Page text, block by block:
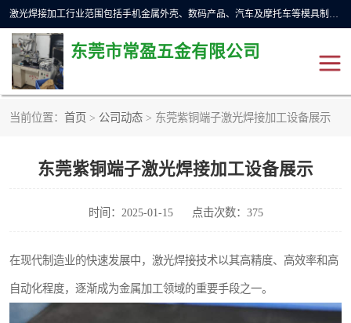
激光焊接加工行业范围包括手机金属外壳、数码产品、汽车及摩托车等模具制造和成型行业的模具修补，同时也适用于金属工件的直线、圆周等自动焊接，常用于手机电池、首饰、电子元件、传感器，钟表、精密机械、通信、工艺品等行业。
东莞市常盈五金有限公司
当前位置： 首页 > 公司动态 > 东莞紫铜端子激光焊接加工设备展示
东莞紫铜端子激光焊接加工设备展示
时间：2025-01-15 点击次数：375
在现代制造业的快速发展中，激光焊接技术以其高精度、高效率和高
自动化程度，逐渐成为金属加工领域的重要手段之一。
铝合金产品激光焊接 铁制品激光焊接加工
紫铜产品激光焊接 铁螺柱激光焊接加工
水冷波纹管焊接